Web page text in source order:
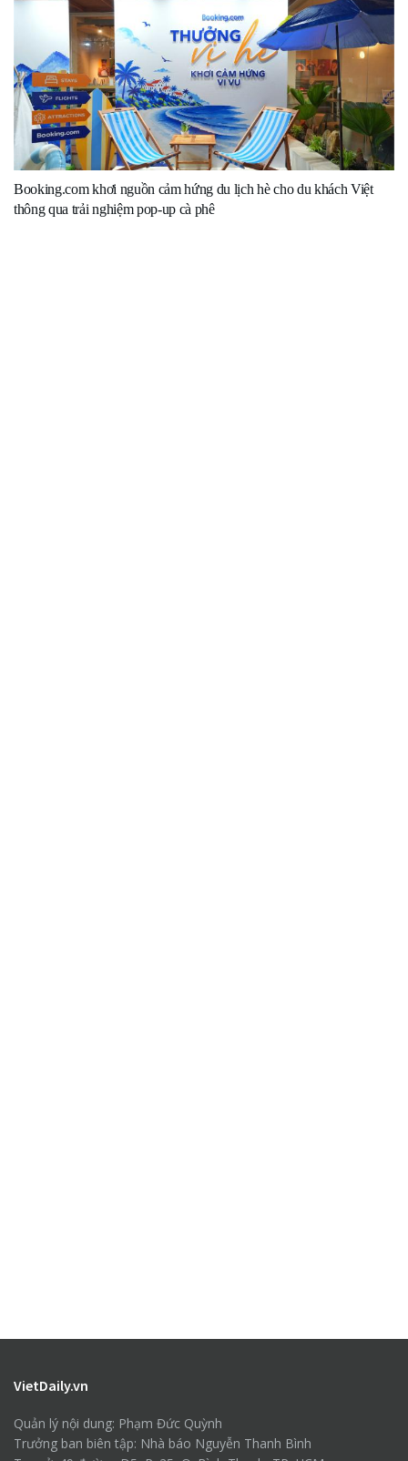
Booking.com khơi nguồn cảm hứng du lịch hè cho du khách Việt
thông qua trải nghiệm pop-up cà phê
VietDaily.vn
Quản lý nội dung: Phạm Đức Quỳnh
Trưởng ban biên tập: Nhà báo Nguyễn Thanh Bình